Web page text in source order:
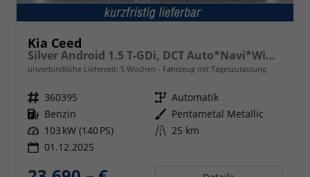
Kia Ceed
Silver Android 1.5 T-GDi, DCT Auto*Navi*WinterPak*Kamera*Klima*PDC hinten
unverbindliche Lieferzeit: 5 Wochen Fahrzeug mit Tageszulassung
Fahrzeugnr. 360395 Getriebe Automatik
Kraftstoff Benzin Außenfarbe Pentametal Metallic
Leistung 103 kW (140 PS) Kilometerstand 25 km
01.12.2025